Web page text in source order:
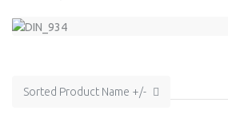
Sorted Product Name +/-